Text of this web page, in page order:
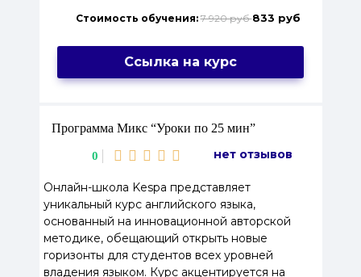
Стоимость обучения: 7 920 руб833 руб
Ссылка на курс
Программа Микс “Уроки по 25 мин”
0 нет отзывов
Онлайн-школа Kespa представляет
уникальный курс английского языка,
основанный на инновационной авторской
методике, обещающий открыть новые
горизонты для студентов всех уровней
владения языком. Курс акцентируется на